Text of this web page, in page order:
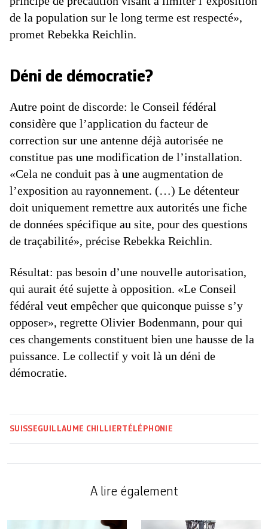
de la population sur le long terme est respecté»,
promet Rebekka Reichlin.
Déni de démocratie?
Autre point de discorde: le Conseil fédéral
considère que l’application du facteur de
correction sur une antenne déjà autorisée ne
constitue pas une modification de l’installation.
«Cela ne conduit pas à une augmentation de
l’exposition au rayonnement. (…) Le détenteur
doit uniquement remettre aux autorités une fiche
de données spécifique au site, pour des questions
de traçabilité», précise Rebekka Reichlin.
Résultat: pas besoin d’une nouvelle autorisation,
qui aurait été sujette à opposition. «Le Conseil
fédéral veut empêcher que quiconque puisse s’y
opposer», regrette Olivier Bodenmann, pour qui
ces changements constituent bien une hausse de la
puissance. Le collectif y voit là un déni de
démocratie.
SUISSEGUILLAUME CHILLIERTÉLÉPHONIE
A lire également